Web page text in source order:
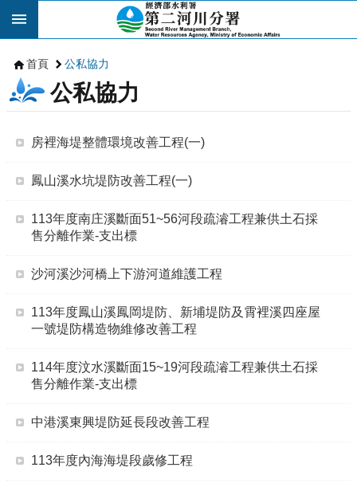
跳到主要內容區塊
首頁 公私協力
公私協力
房裡海堤整體環境改善工程(一)
鳳山溪水坑堤防改善工程(一)
113年度南庄溪斷面51~56河段疏濬工程兼供土石採
售分離作業-支出標
沙河溪沙河橋上下游河道維護工程
113年度鳳山溪鳳岡堤防、新埔堤防及霄裡溪四座屋
一號堤防構造物維修改善工程
114年度汶水溪斷面15~19河段疏濬工程兼供土石採
售分離作業-支出標
中港溪東興堤防延長段改善工程
113年度內海海堤段歲修工程